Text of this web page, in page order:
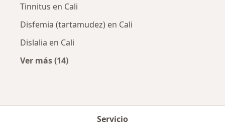
Tinnitus en Cali
Disfemia (tartamudez) en Cali
Dislalia en Cali
Ver más (14)
Servicio